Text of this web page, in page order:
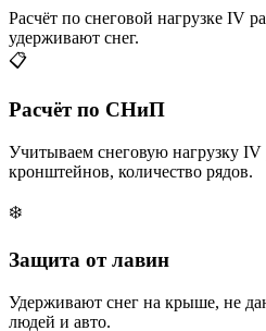
Расчёт по снеговой нагрузке IV
удерживают снег.
📋
Расчёт по СНиП
Учитываем снеговую нагрузку
кронштейнов, количество рядов.
❄️
Защита от лавин
Удерживают снег на крыше, не
людей и авто.